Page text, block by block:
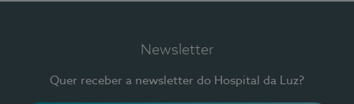
Newsletter
Quer receber a newsletter do Hospital da Luz?